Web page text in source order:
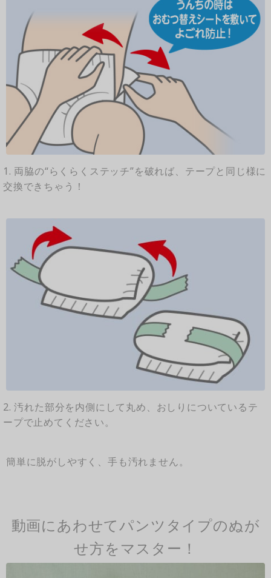
1. 両脇の“らくらくステッチ”を破れば、テープと同じ様に
交換できちゃう！
2. 汚れた部分を内側にして丸め、おしりについているテ
ープで止めてください。
簡単に脱がしやすく、手も汚れません。
動画にあわせてパンツタイプのぬが
せ方をマスター！